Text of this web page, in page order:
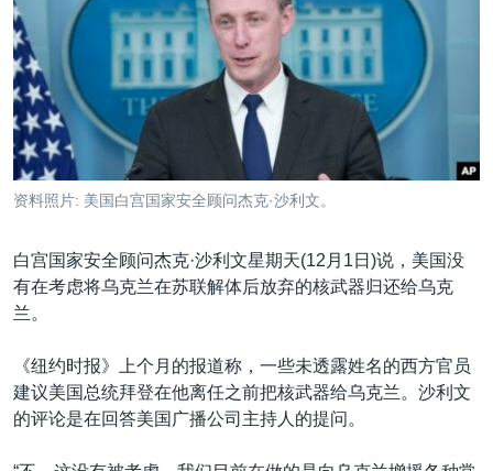
转
到
检
索
非洲
美洲
全球议题
科教·文娱·体健
军事
劳工
环境
白宫要闻
国会报道
美中关系
美国建国250周年
埃博拉疫情
重要讲话与声明
台海两岸关系
关注西藏
关注新疆
VOA视频
VOA今日焦点
中文广播
关注我们
资料照片: 美国白宫国家安全顾问杰克·沙利文。
白宫国家安全顾问杰克·沙利文星期天(12月1日)说，美国没
有在考虑将乌克兰在苏联解体后放弃的核武器归还给乌克
兰。
《纽约时报》上个月的报道称，一些未透露姓名的西方官员
建议美国总统拜登在他离任之前把核武器给乌克兰。沙利文
的评论是在回答美国广播公司主持人的提问。